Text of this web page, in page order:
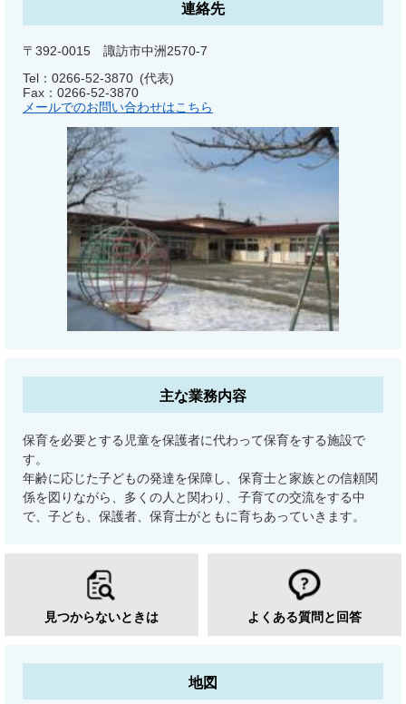
連絡先
〒392-0015 諏訪市中洲2570-7
Tel：0266-52-3870
代表
Fax：0266-52-3870
メールでのお問い合わせはこちら
主な業務内容
保育を必要とする児童を保護者に代わって保育をする施設で
す。
年齢に応じた子どもの発達を保障し、保育士と家族との信頼関
係を図りながら、多くの人と関わり、子育ての交流をする中
で、子ども、保護者、保育士がともに育ちあっていきます。
見つからないときは よくある質問と回答
地図